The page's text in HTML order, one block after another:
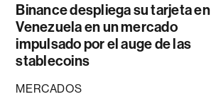
Binance despliega su tarjeta en
Venezuela en un mercado
impulsado por el auge de las
stablecoins
MERCADOS